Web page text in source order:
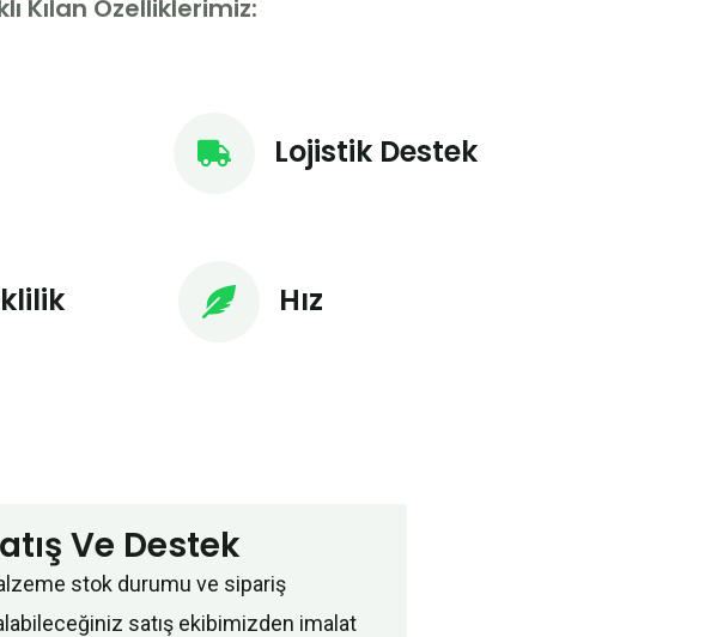
Kılan Özelliklerimiz:
Lojistik Destek
Hız
Ve Destek
stok durumu ve sipariş
satış ekibimizden imalat